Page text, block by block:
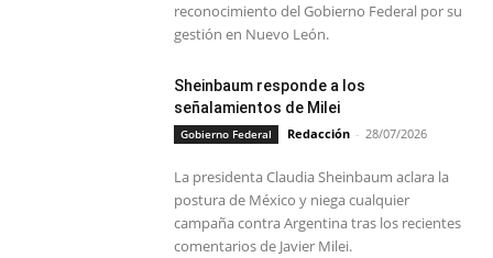
reconocimiento del Gobierno Federal por su
gestión en Nuevo León.
Sheinbaum responde a los
señalamientos de Milei
Gobierno Federal Redacción - 28/07/2026
La presidenta Claudia Sheinbaum aclara la
postura de México y niega cualquier
campaña contra Argentina tras los recientes
comentarios de Javier Milei.